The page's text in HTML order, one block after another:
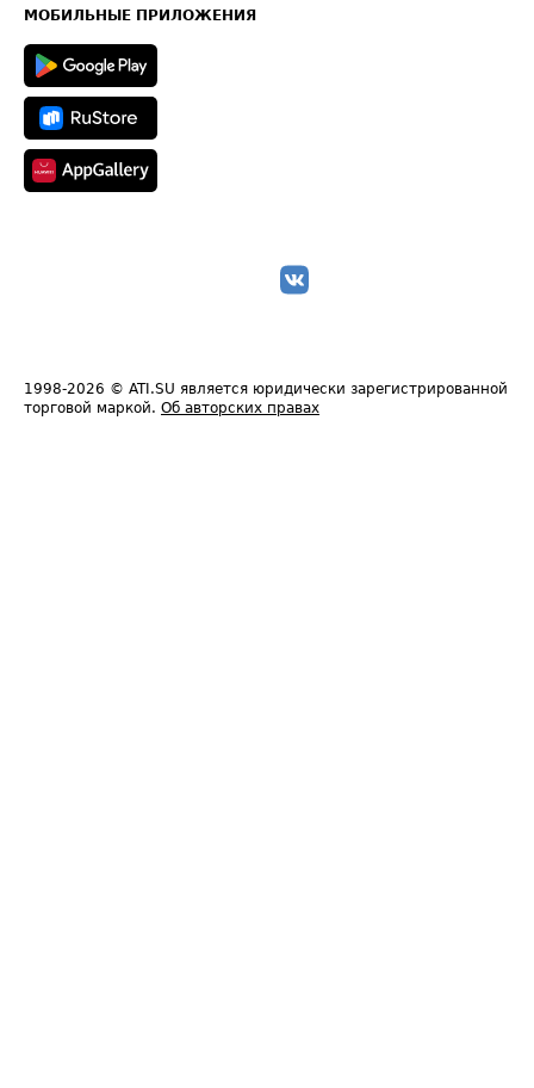
Техническая информация
МОБИЛЬНЫЕ ПРИЛОЖЕНИЯ
1998-2026 © ATI.SU является юридически зарегистрированной
торговой маркой. Об авторских правах